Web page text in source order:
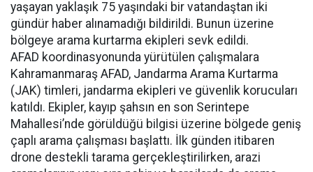
yaşayan yaklaşık 75 yaşındaki bir vatandaştan iki
gündür haber alınamadığı bildirildi. Bunun üzerine
bölgeye arama kurtarma ekipleri sevk edildi.
AFAD koordinasyonunda yürütülen çalışmalara
Kahramanmaraş AFAD, Jandarma Arama Kurtarma
(JAK) timleri, jandarma ekipleri ve güvenlik korucuları
katıldı. Ekipler, kayıp şahsın en son Serintepe
Mahallesi’nde görüldüğü bilgisi üzerine bölgede geniş
çaplı arama çalışması başlattı. İlk günden itibaren
drone destekli tarama gerçekleştirilirken, arazi